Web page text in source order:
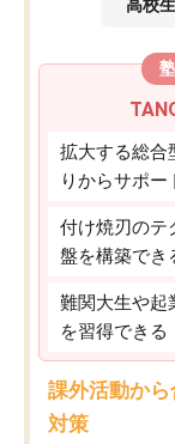
高校生
拡大する総合
りからサポー
付け焼刃のテ
盤を構築でき
難関大生や起
を習得できる
課外活動か
対策